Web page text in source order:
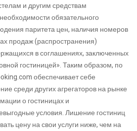
и другим средствам
обязательного
паритета цен, наличия номеров
продаж (распространения)
в соглашениях, заключенных
гостиницей».Таким образом, по
.comобеспечиваетсебе
среди других агрегаторов на рынке
о гостиницах и
условия. Лишение гостиниц
цену на свои услуги ниже, чем на